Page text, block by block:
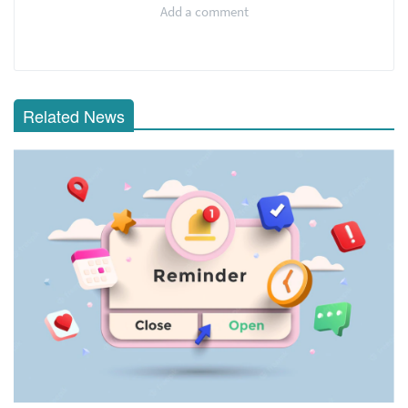
Add a comment
Related News